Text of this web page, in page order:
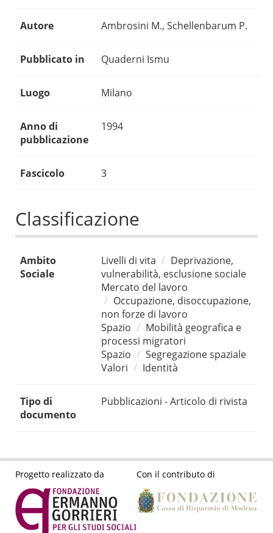
Autore Ambrosini M., Schellenbarum P.
Pubblicato in Quaderni Ismu
Luogo Milano
Anno di
pubblicazione
1994
Fascicolo 3
Classificazione
Ambito
Sociale
Livelli di vita
Deprivazione,
vulnerabilità, esclusione sociale
Mercato del lavoro
Occupazione, disoccupazione,
non forze di lavoro
Spazio
Mobilità geografica e
processi migratori
Spazio
Segregazione spaziale
Valori
Identità
Tipo di
documento
Pubblicazioni - Articolo di rivista
Progetto realizzato da Con il contributo di